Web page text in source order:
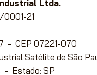
Ltda.
0001-21
- CEP 07221-070
Satélite de São
- Estado: SP